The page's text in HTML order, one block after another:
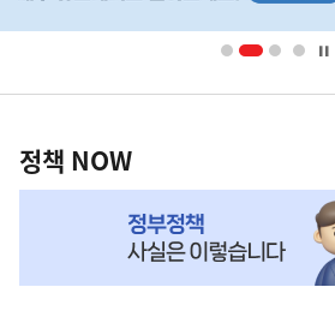
배
영
책
NOW,
정책 NOW